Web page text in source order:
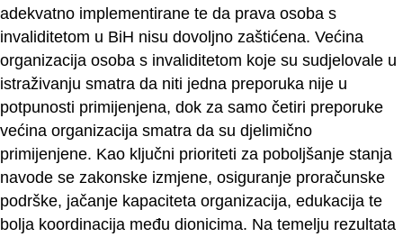
adekvatno implementirane te da prava osoba s
invaliditetom u BiH nisu dovoljno zaštićena. Većina
organizacija osoba s invaliditetom koje su sudjelovale u
istraživanju smatra da niti jedna preporuka nije u
potpunosti primijenjena, dok za samo četiri preporuke
većina organizacija smatra da su djelimično
primijenjene. Kao ključni prioriteti za poboljšanje stanja
navode se zakonske izmjene, osiguranje proračunske
podrške, jačanje kapaciteta organizacija, edukacija te
bolja koordinacija među dionicima. Na temelju rezultata